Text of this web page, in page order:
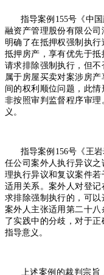
指导案例 155号《中
融资产管理股份有限公司
明确了在抵押权强制执
抵押房产，享有优先于抵
请求排除强制执行，但不
属于房屋买卖对案涉房
间的权利顺位问题，此
非按照审判监督程序审
义。
指导案例 156号《王
任公司案外人执行异议
理执行异议和复议案件
适用关系。案外人对登
求排除强制执行的，可以
案外人主张适用第二十
了实践中的分歧，对于
指导意义。
上述案例的裁判宗旨